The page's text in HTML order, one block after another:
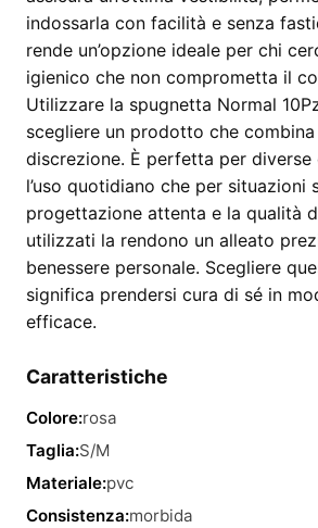
indossarla con facilità e senza
rende un’opzione ideale per chi
igienico che non comprometta il
Utilizzare la spugnetta Normal
scegliere un prodotto che
discrezione. È perfetta per diverse
l’uso quotidiano che per situazioni
progettazione attenta e la qualità
utilizzati la rendono un alleato
benessere personale. Scegliere
significa prendersi cura di sé in
efficace.
Caratteristiche
Colore:rosa
Taglia:S/M
Materiale:pvc
Consistenza:morbida